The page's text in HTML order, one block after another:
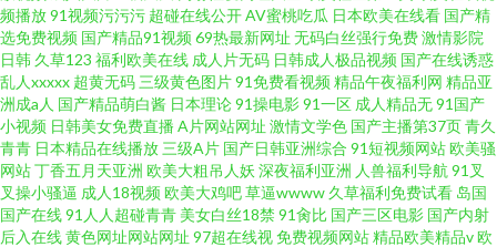
频播放91视频污污污 超碰在线公开AV蜜桃吃瓜 日本欧美在线看 国产精
选免费视频 国产精品91视频69热最新网址 无码白丝强行免费激情影院
日韩 久草123 福利欧美在线 成人片无码 日韩成人极品视频 国产在线诱惑
乱人xxxxx 超黄无码 三级黄色图片91免费看视频精品午夜福利网 精品亚
洲成a人 国产精品萌白酱 日本理论91操电影91一区 成人精品无91国产
小视频 日韩美女免费直播 A片网站网址 激情文学色 国产主播第37页青久
青青 日本精品在线播放 三级A片 国产日韩亚洲综合 91短视频网站欧美骚
网站丁香五月天亚洲 欧美大粗吊人妖 深夜福利亚洲 人兽福利导航 91叉
叉操小骚逼 成人18视频欧美大鸡吧草逼wwww 久草福利免费试看 岛国
国产在线91人人超碰青青 美女白丝18禁 91肏比 国产三区电影 国产内射
后入在线黄色网址网站网址 97超在线视免费视频网站精品欧美精品v欧